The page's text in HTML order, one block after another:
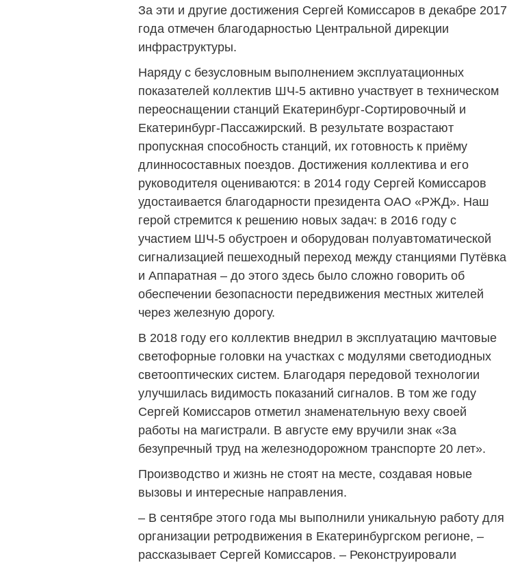
За эти и другие достижения Сергей Комиссаров в декабре 2017
года отмечен благодарностью Центральной дирекции
инфраструктуры.
Наряду с безусловным выполнением эксплуатационных
показателей коллектив ШЧ-5 активно участвует в техническом
переоснащении станций Екатеринбург-Сортировочный и
Екатеринбург-Пассажирский. В результате возрастают
пропускная способность станций, их готовность к приёму
длинносоставных поездов. Достижения коллектива и его
руководителя оцениваются: в 2014 году Сергей Комиссаров
удостаивается благодарности президента ОАО «РЖД». Наш
герой стремится к решению новых задач: в 2016 году с
участием ШЧ-5 обустроен и оборудован полуавтоматической
сигнализацией пешеходный переход между станциями Путёвка
и Аппаратная – до этого здесь было сложно говорить об
обеспечении безопасности передвижения местных жителей
через железную дорогу.
В 2018 году его коллектив внедрил в эксплуатацию мачтовые
светофорные головки на участках с модулями светодиодных
светооптических систем. Благодаря передовой технологии
улучшилась видимость показаний сигналов. В том же году
Сергей Комиссаров отметил знаменательную веху своей
работы на магистрали. В августе ему вручили знак «За
безупречный труд на железнодорожном транспорте 20 лет».
Производство и жизнь не стоят на месте, создавая новые
вызовы и интересные направления.
– В сентябре этого года мы выполнили уникальную работу для
организации ретродвижения в Екатеринбургском регионе, –
рассказывает Сергей Комиссаров. – Реконструировали